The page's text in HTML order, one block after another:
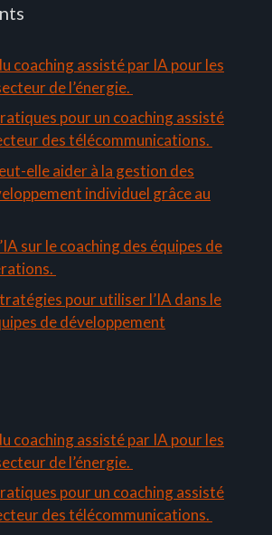
coaching assisté par IA pour les
de l’énergie.
pour un coaching assisté
des télécommunications.
elle aider à la gestion des
individuel grâce au
sur le coaching des équipes de
pour utiliser l’IA dans le
de développement
coaching assisté par IA pour les
de l’énergie.
pour un coaching assisté
des télécommunications.